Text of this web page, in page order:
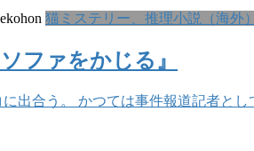
猫ミステリー、推理小説（海外）
ファをかじる』
出合う。 かつては事件報道記者と